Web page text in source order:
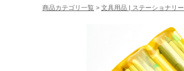
商品カテゴリ一覧 > 文具用品 | ステーショナリー